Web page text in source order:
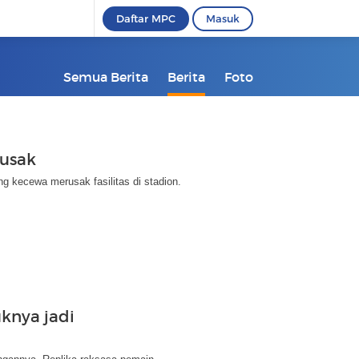
Daftar MPC Masuk
Semua Berita Berita Foto
kecewa merusak fasilitas di stadion.
jadi